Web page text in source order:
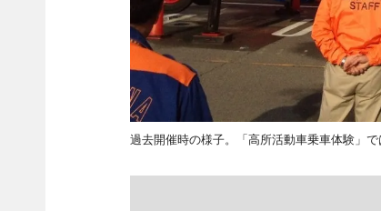
過去開催時の様子。「高所活動車乗車体験」